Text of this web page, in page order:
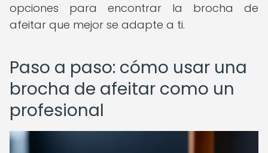
opciones para encontrar la brocha de
afeitar que mejor se adapte a ti.
Paso a paso: cómo usar una
brocha de afeitar como un
profesional